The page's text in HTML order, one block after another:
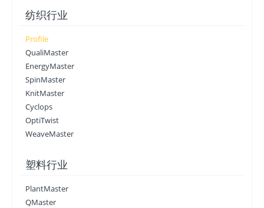
纺织行业
Profile
QualiMaster
EnergyMaster
SpinMaster
KnitMaster
Cyclops
OptiTwist
WeaveMaster
塑料行业
PlantMaster
QMaster